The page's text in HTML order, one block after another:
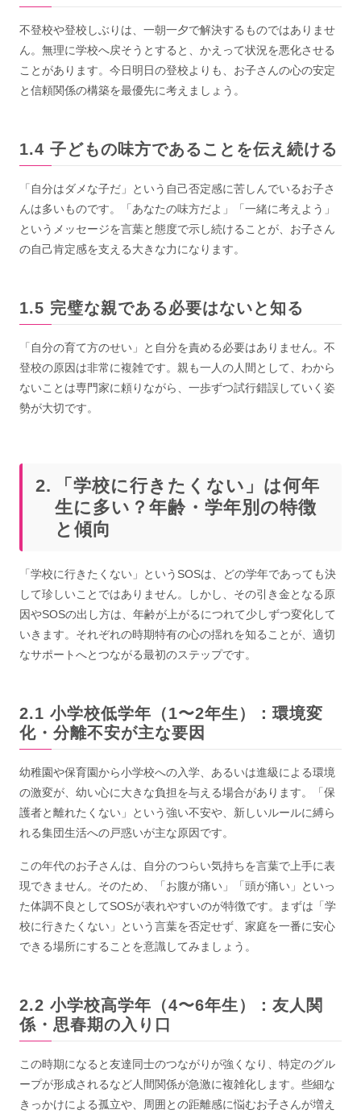
不登校や登校しぶりは、一朝一夕で解決するものではありませ
ん。無理に学校へ戻そうとすると、かえって状況を悪化させる
ことがあります。今日明日の登校よりも、お子さんの心の安定
と信頼関係の構築を最優先に考えましょう。
子どもの味方であることを伝え続ける
「自分はダメな子だ」という自己否定感に苦しんでいるお子さ
んは多いものです。「あなたの味方だよ」「一緒に考えよう」
というメッセージを言葉と態度で示し続けることが、お子さん
の自己肯定感を支える大きな力になります。
完璧な親である必要はないと知る
「自分の育て方のせい」と自分を責める必要はありません。不
登校の原因は非常に複雑です。親も一人の人間として、わから
ないことは専門家に頼りながら、一歩ずつ試行錯誤していく姿
勢が大切です。
「学校に行きたくない」は何年
生に多い？年齢・学年別の特徴
と傾向
「学校に行きたくない」というSOSは、どの学年であっても決
して珍しいことではありません。しかし、その引き金となる原
因やSOSの出し方は、年齢が上がるにつれて少しずつ変化して
いきます。それぞれの時期特有の心の揺れを知ることが、適切
なサポートへとつながる最初のステップです。
小学校低学年（1〜2年生）：環境変
化・分離不安が主な要因
幼稚園や保育園から小学校への入学、あるいは進級による環境
の激変が、幼い心に大きな負担を与える場合があります。「保
護者と離れたくない」という強い不安や、新しいルールに縛ら
れる集団生活への戸惑いが主な原因です。
この年代のお子さんは、自分のつらい気持ちを言葉で上手に表
現できません。そのため、「お腹が痛い」「頭が痛い」といっ
た体調不良としてSOSが表れやすいのが特徴です。まずは「学
校に行きたくない」という言葉を否定せず、家庭を一番に安心
できる場所にすることを意識してみましょう。
小学校高学年（4〜6年生）：友人関
係・思春期の入り口
この時期になると友達同士のつながりが強くなり、特定のグル
ープが形成されるなど人間関係が急激に複雑化します。些細な
きっかけによる孤立や、周囲との距離感に悩むお子さんが増え